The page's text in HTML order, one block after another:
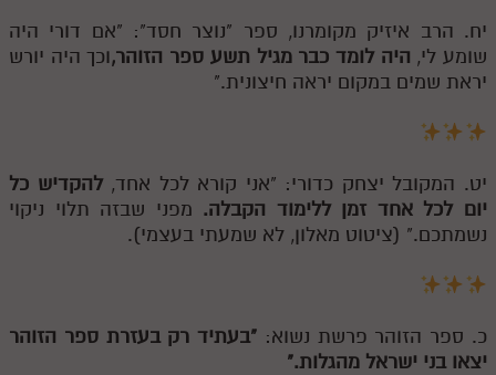
יח. הרב איזיק מקומרנו, ספר "נוצר חסד": "אם דורי היה
שומע לי, היה לומד כבר מגיל תשע ספר הזוהר,וכך היה יורש
יראת שמים במקום יראה חיצונית."
יט. המקובל יצחק כדורי: "אני קורא לכל אחד,להקדיש כל
יום לכל אחד זמן ללימוד הקבלה. מפני שבזה תלוי ניקוי
נשמתכם." (ציטוט מאלון, לא שמעתי בעצמי).
כ. ספר הזוהר פרשת נשוא: "בעתיד רק בעזרת ספר הזוהר
יצאו בני ישראל מהגלות."